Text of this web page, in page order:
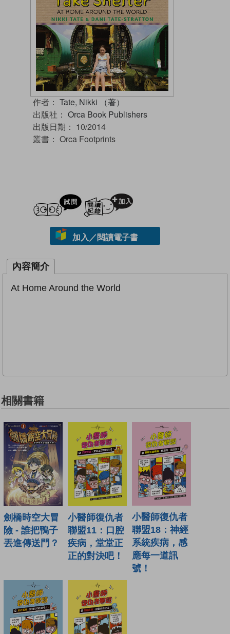
作者： Tate, Nikki （著）
出版社： Orca Book Publishers
出版日期： 10/2014
叢書： Orca Footprints
試閲
加入／閱讀電子書
內容簡介
At Home Around the World
相關書籍
劍橋時空大冒
險 - 誰把鴨子
丟進傳送門？
小醫師復仇者
聯盟11：口腔
疾病，堂堂正
正的對決吧！
小醫師復仇者
聯盟18：神經
系統疾病，感
應每一道訊
號！